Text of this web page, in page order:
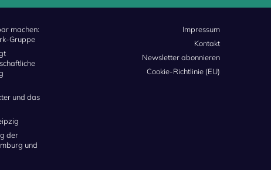
machen:
Gruppe
und das
der
und
Impressum
Kontakt
Newsletter abonnieren
Cookie-Richtlinie (EU)